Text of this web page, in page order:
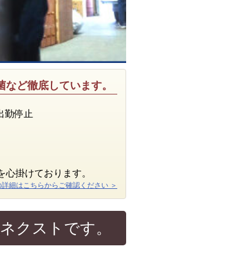
ど徹底しています。
勤停止
掛けております。
細はこちらからご確認ください ＞
クストです。